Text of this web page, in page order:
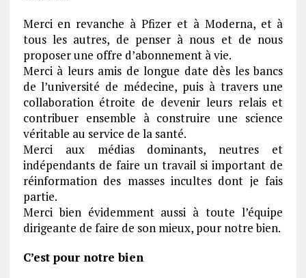
Merci en revanche à Pfizer et à Moderna, et à
tous les autres, de penser à nous et de nous
proposer une offre d’abonnement à vie.
Merci à leurs amis de longue date dès les bancs
de l’université de médecine, puis à travers une
collaboration étroite de devenir leurs relais et
contribuer ensemble à construire une science
véritable au service de la santé.
Merci aux médias dominants, neutres et
indépendants de faire un travail si important de
réinformation des masses incultes dont je fais
partie.
Merci bien évidemment aussi à toute l’équipe
dirigeante de faire de son mieux, pour notre bien.
C’est pour notre bien